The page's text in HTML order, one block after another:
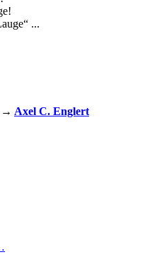
...
→ Axel C. Englert